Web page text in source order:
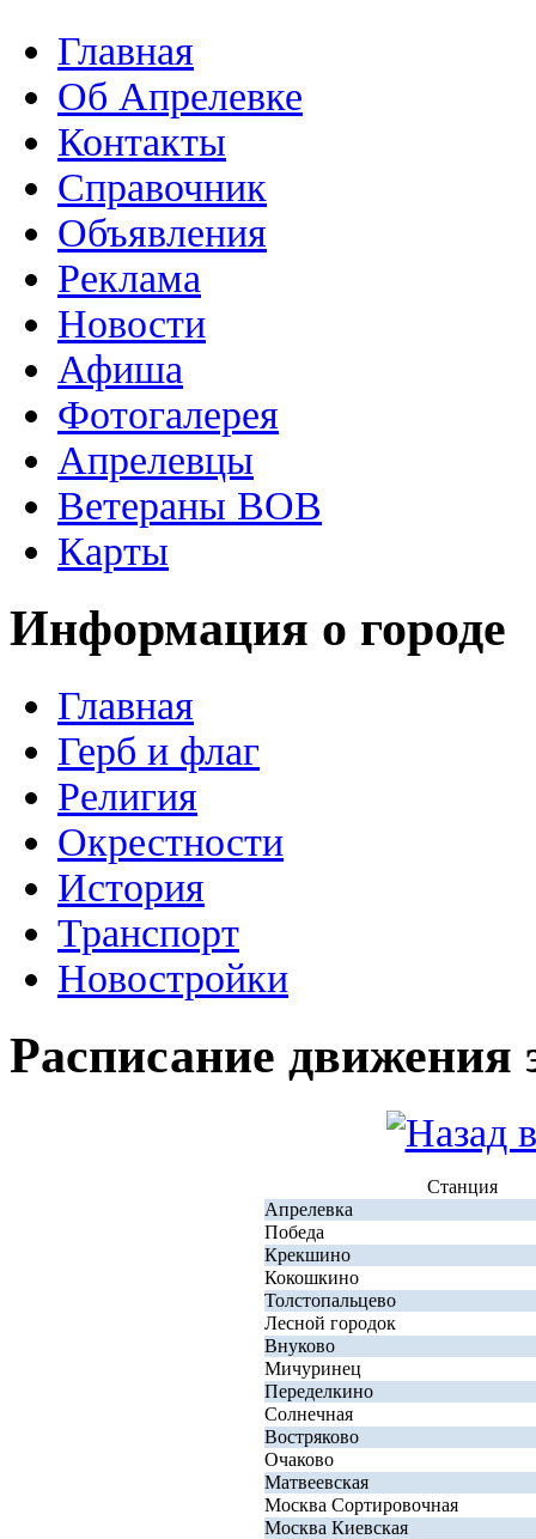
Главная
Об Апрелевке
Контакты
Справочник
Объявления
Реклама
Новости
Афиша
Фотогалерея
Апрелевцы
Ветераны ВОВ
Карты
Информация о городе
Главная
Герб и флаг
Религия
Окрестности
История
Транспорт
Новостройки
Расписание движения
Станция
Апрелевка
Победа
Крекшино
Кокошкино
Толстопальцево
Лесной городок
Внуково
Мичуринец
Переделкино
Солнечная
Востряково
Очаково
Матвеевская
Москва Сортировочная
Москва Киевская